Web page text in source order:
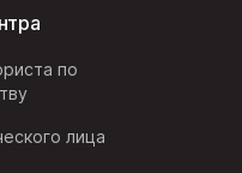
по
лица